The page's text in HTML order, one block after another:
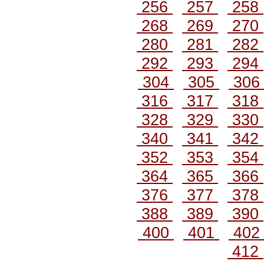
256
257
258
268
269
270
280
281
282
292
293
294
304
305
306
316
317
318
328
329
330
340
341
342
352
353
354
364
365
366
376
377
378
388
389
390
400
401
402
412